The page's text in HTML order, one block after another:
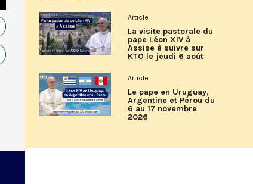
Article
La visite pastorale du
pape Léon XIV à
Assise à suivre sur
KTO le jeudi 6 août
Article
Le pape en Uruguay,
Argentine et Pérou du
6 au 17 novembre
2026